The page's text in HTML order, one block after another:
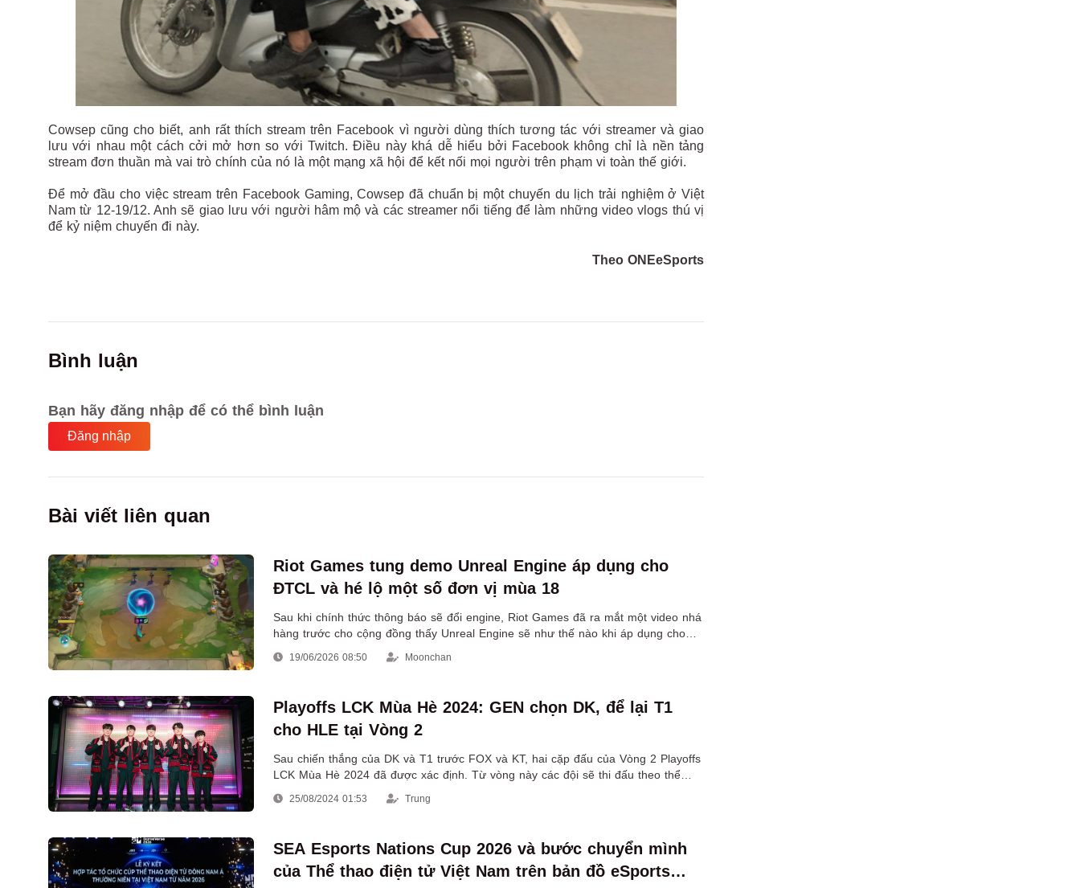
Cowsep cũng cho biết, anh rất thích stream trên Facebook vì người dùng thích tương tác với streamer và giao
lưu với nhau một cách cởi mở hơn so với Twitch. Điều này khá dễ hiểu bởi Facebook không chỉ là nền tảng
stream đơn thuần mà vai trò chính của nó là một mạng xã hội để kết nối mọi người trên phạm vi toàn thế giới.
Để mở đầu cho việc stream trên Facebook Gaming, Cowsep đã chuẩn bị một chuyến du lịch trải nghiệm ở Việt
Nam từ 12-19/12. Anh sẽ giao lưu với người hâm mộ và các streamer nổi tiếng để làm những video vlogs thú vị
để kỷ niệm chuyến đi này.
Theo ONEeSports
Bình luận
Bạn hãy đăng nhập để có thể bình luận
Đăng nhập
Bài viết liên quan
Riot Games tung demo Unreal Engine áp dụng cho
ĐTCL và hé lộ một số đơn vị mùa 18
Sau khi chính thức thông báo sẽ đổi engine, Riot Games đã ra mắt một video nhá
hàng trước cho cộng đồng thấy Unreal Engine sẽ như thế nào khi áp dụng cho
ĐTCL.
19/06/2026 08:50 Moonchan
Playoffs LCK Mùa Hè 2024: GEN chọn DK, để lại T1
cho HLE tại Vòng 2
Sau chiến thắng của DK và T1 trước FOX và KT, hai cặp đấu của Vòng 2 Playoffs
LCK Mùa Hè 2024 đã được xác định. Từ vòng này các đội sẽ thi đấu theo thể
thức nhánh thắng nhánh thua.
25/08/2024 01:53 Trung
SEA Esports Nations Cup 2026 và bước chuyển mình
của Thể thao điện tử Việt Nam trên bản đồ eSports